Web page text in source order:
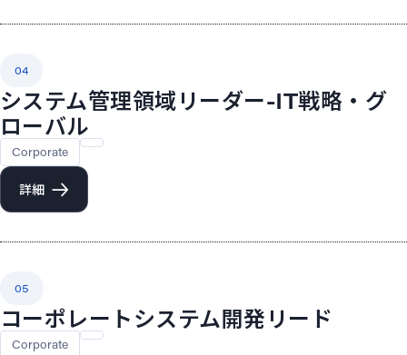
04
システム管理領域リーダー-IT戦略・グ
ローバル
Corporate
詳細
05
コーポレートシステム開発リード
Corporate